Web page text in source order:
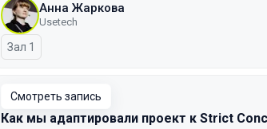
Анна Жаркова
Usetech
Зал 1
Смотреть запись
Как мы адаптировали проект к Strict